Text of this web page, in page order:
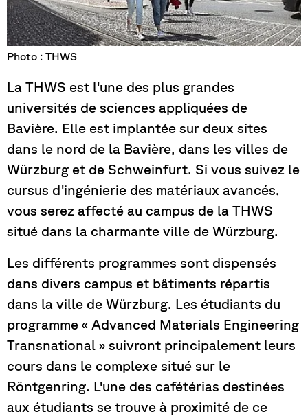
Photo : THWS
La THWS est l'une des plus grandes
universités de sciences appliquées de
Bavière. Elle est implantée sur deux sites
dans le nord de la Bavière, dans les villes de
Würzburg et de Schweinfurt. Si vous suivez le
cursus d'ingénierie des matériaux avancés,
vous serez affecté au campus de la THWS
situé dans la charmante ville de Würzburg.
Les différents programmes sont dispensés
dans divers campus et bâtiments répartis
dans la ville de Würzburg. Les étudiants du
programme « Advanced Materials Engineering
Transnational » suivront principalement leurs
cours dans le complexe situé sur le
Röntgenring. L'une des cafétérias destinées
aux étudiants se trouve à proximité de ce